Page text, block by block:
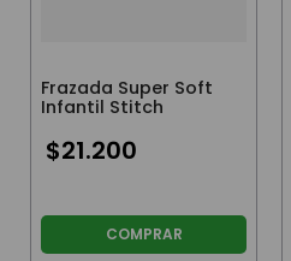
Frazada Super Soft
Infantil Stitch
$21.200
COMPRAR